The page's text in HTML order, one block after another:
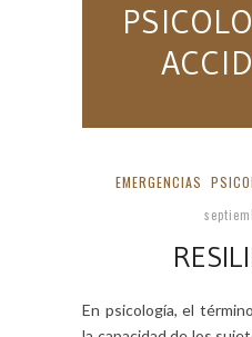
EMERGENCIAS
En psicología, el